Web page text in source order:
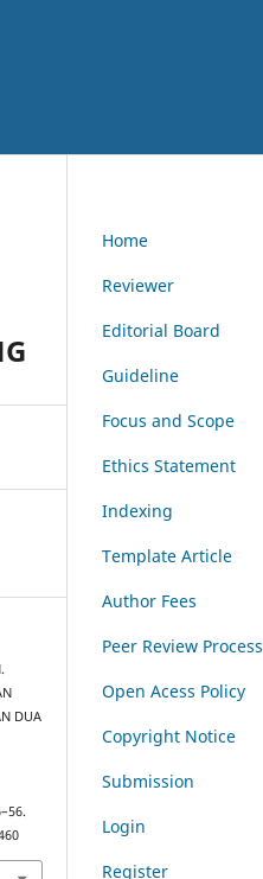
DUA
Home
Reviewer
Editorial Board
Guideline
Focus and Scope
Ethics Statement
Indexing
Template Article
Author Fees
Peer Review Process
Open Acess Policy
Copyright Notice
Submission
Login
Register